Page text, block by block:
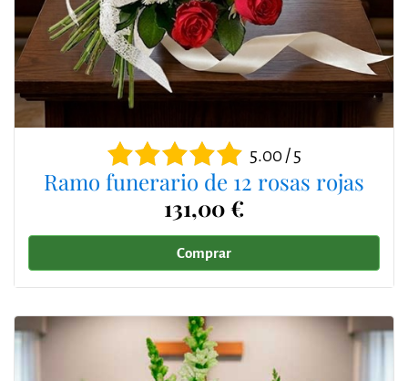
5.00 / 5
Ramo funerario de 12 rosas rojas
131,00 €
Comprar